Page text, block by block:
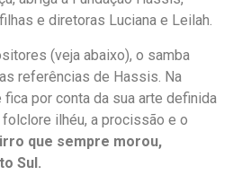
e diretoras Luciana e Leilah.
(veja abaixo), o samba
referências de Hassis. Na
por conta da sua arte definida
ilhéu, a procissão e o
que sempre morou,
Sul.